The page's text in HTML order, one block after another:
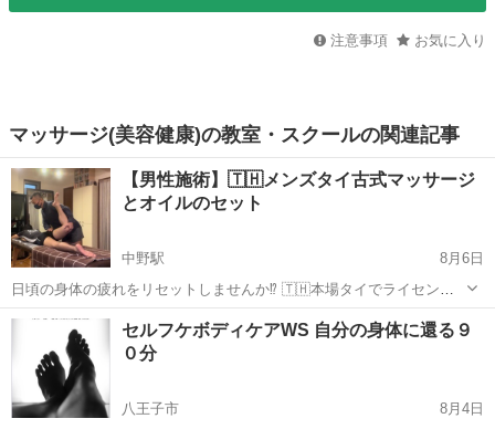
注意事項 お気に入り
マッサージ(美容健康)の教室・スクールの関連記事
【男性施術】🇹🇭メンズタイ古式マッサージ
とオイルのセット
中野駅
8月6日
日頃の身体の疲れをリセットしませんか⁉️ 🇹🇭本場タイでライセンス
取得🇹🇭 【男性限定】 ✨タイ古式🇹🇭マッサージとボディオイルマッ
サージ✨ ✨✨期間限定✨8月中は、特別価格で提供します この機会に
ぜひご体験...
東京 中野区 マッサージ タイ式
セルフケボディケアWS 自分の身体に還る９
０分
八王子市
8月4日